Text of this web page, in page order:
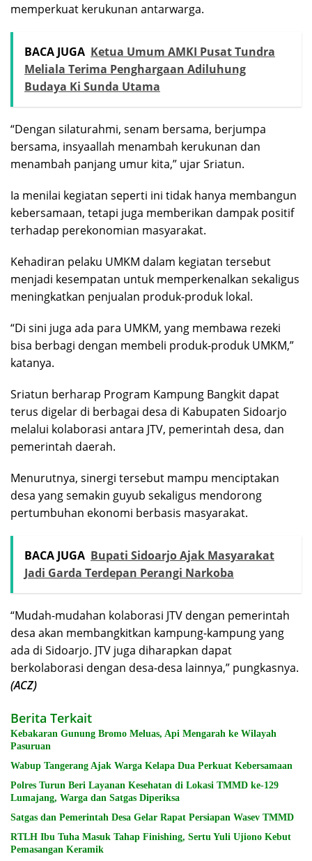
memperkuat kerukunan antarwarga.
BACA JUGA Ketua Umum AMKI Pusat Tundra
Meliala Terima Penghargaan Adiluhung
Budaya Ki Sunda Utama
“Dengan silaturahmi, senam bersama, berjumpa
bersama, insyaallah menambah kerukunan dan
menambah panjang umur kita,” ujar Sriatun.
Ia menilai kegiatan seperti ini tidak hanya membangun
kebersamaan, tetapi juga memberikan dampak positif
terhadap perekonomian masyarakat.
Kehadiran pelaku UMKM dalam kegiatan tersebut
menjadi kesempatan untuk memperkenalkan sekaligus
meningkatkan penjualan produk-produk lokal.
“Di sini juga ada para UMKM, yang membawa rezeki
bisa berbagi dengan membeli produk-produk UMKM,”
katanya.
Sriatun berharap Program Kampung Bangkit dapat
terus digelar di berbagai desa di Kabupaten Sidoarjo
melalui kolaborasi antara JTV, pemerintah desa, dan
pemerintah daerah.
Menurutnya, sinergi tersebut mampu menciptakan
desa yang semakin guyub sekaligus mendorong
pertumbuhan ekonomi berbasis masyarakat.
BACA JUGA Bupati Sidoarjo Ajak Masyarakat
Jadi Garda Terdepan Perangi Narkoba
“Mudah-mudahan kolaborasi JTV dengan pemerintah
desa akan membangkitkan kampung-kampung yang
ada di Sidoarjo. JTV juga diharapkan dapat
berkolaborasi dengan desa-desa lainnya,” pungkasnya.
(ACZ)
Berita Terkait
Kebakaran Gunung Bromo Meluas, Api Mengarah ke Wilayah
Pasuruan
Wabup Tangerang Ajak Warga Kelapa Dua Perkuat Kebersamaan
Polres Turun Beri Layanan Kesehatan di Lokasi TMMD ke-129
Lumajang, Warga dan Satgas Diperiksa
Satgas dan Pemerintah Desa Gelar Rapat Persiapan Wasev TMMD
RTLH Ibu Tuha Masuk Tahap Finishing, Sertu Yuli Ujiono Kebut
Pemasangan Keramik